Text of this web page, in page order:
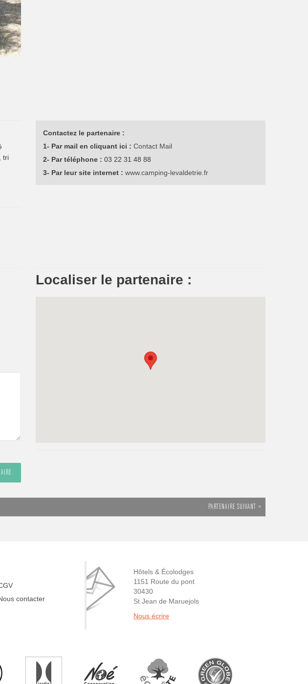
tri
Contactez le partenaire :
1- Par mail en cliquant ici : Contact Mail
2- Par téléphone : 03 22 31 48 88
3- Par leur site internet : www.camping-levaldetrie.fr
Localiser le partenaire :
PARTENAIRE SUIVANT »
contacter
Hôtels & Écolodges
1151 Route du pont
30430
St Jean de Maruejols
Nous écrire